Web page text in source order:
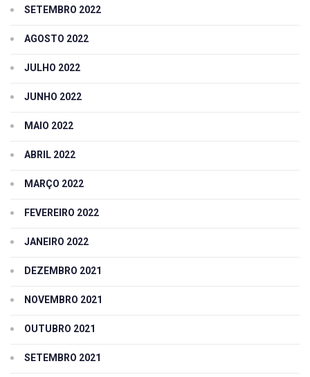
SETEMBRO 2022
AGOSTO 2022
JULHO 2022
JUNHO 2022
MAIO 2022
ABRIL 2022
MARÇO 2022
FEVEREIRO 2022
JANEIRO 2022
DEZEMBRO 2021
NOVEMBRO 2021
OUTUBRO 2021
SETEMBRO 2021